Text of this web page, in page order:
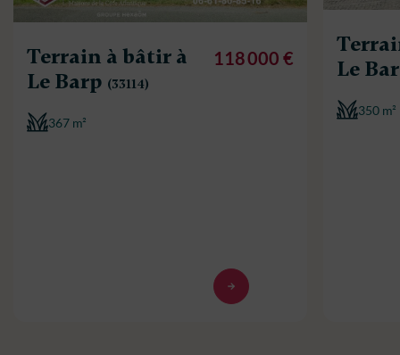
Terrain à bâtir à
Le Barp (33114)
367 m²
118 000 €
Le
350 m²